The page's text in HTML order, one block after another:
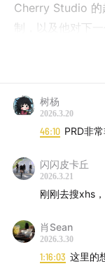
Cherry Studio 的
制，以及他对下
断。如果你关心
关键要点
AI 时代追求小而
本地弱模型驱动
要用最疯狂烧
新公司最大优势
树杨
2026.3.20
46:10 PRD非
闪闪皮卡丘
2026.3.21
刚刚去搜xhs
肖Sean
2026.3.30
1:16:03 这里的